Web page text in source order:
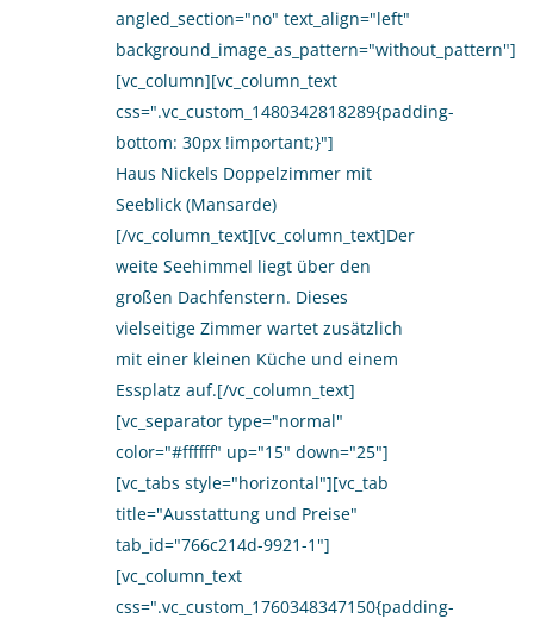
angled_section="no" text_align="left"
background_image_as_pattern="without_pattern"]
[vc_column][vc_column_text
css=".vc_custom_1480342818289{padding-
bottom: 30px !important;}"]
Haus Nickels Doppelzimmer mit
Seeblick (Mansarde)
[/vc_column_text][vc_column_text]Der
weite Seehimmel liegt über den
großen Dachfenstern. Dieses
vielseitige Zimmer wartet zusätzlich
mit einer kleinen Küche und einem
Essplatz auf.[/vc_column_text]
[vc_separator type="normal"
color="#ffffff" up="15" down="25"]
[vc_tabs style="horizontal"][vc_tab
title="Ausstattung und Preise"
tab_id="766c214d-9921-1"]
[vc_column_text
css=".vc_custom_1760348347150{padding-